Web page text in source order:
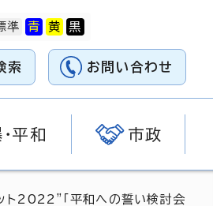
索 お問い合わせ
平和 市政
ト2022”「平和への誓い検討会